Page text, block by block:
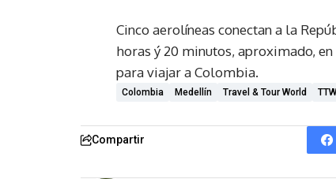
Cinco aerolíneas conectan a la
horas ý 20 minutos, aproximado,
para viajar a Colombia.
Colombia Medellín Travel & Tour World TTW
Compartir